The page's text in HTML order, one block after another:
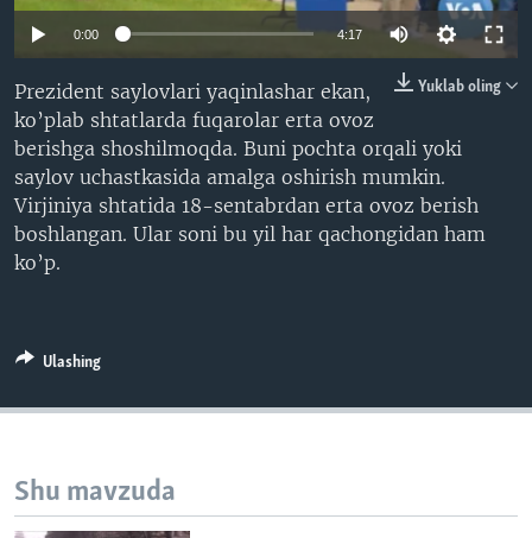
XABARLAR SURATLARDA
TELEGRAM
SOUNDCLOUD
VOA
0:00 4:17
Yuklab oling
Prezident saylovlari yaqinlashar ekan,
ko’plab shtatlarda fuqarolar erta ovoz
berishga shoshilmoqda. Buni pochta orqali yoki
saylov uchastkasida amalga oshirish mumkin.
Virjiniya shtatida 18-sentabrdan erta ovoz berish
boshlangan. Ular soni bu yil har qachongidan ham
ko’p.
Ulashing
Shu mavzuda